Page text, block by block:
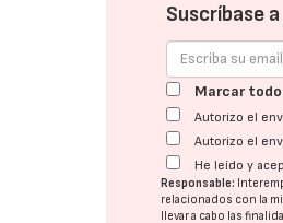
Suscríbase
Marcar
Autorizo el
Autorizo el
He leído y
Responsable:
relacionados con la
llevar a cabo las